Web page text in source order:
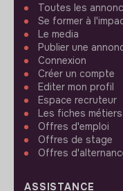
Toutes les
Se former à
Le media
Publier une
Connexion
Créer un compte
Editer mon profil
Espace recruteur
Les fiches métiers
Offres d'emploi
Offres de stage
Offres
ASSISTANCE